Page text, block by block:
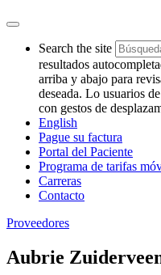
Search the site
resultados
arriba y abajo para
deseada. Lo usuarios
con gestos de
English
Pague su factura
Portal del Paciente
Programa de tarifas
Carreras
Contacto
Proveedores
Aubrie